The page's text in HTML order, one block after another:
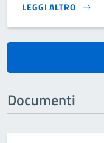
LEGGI ALTRO
}
Documenti